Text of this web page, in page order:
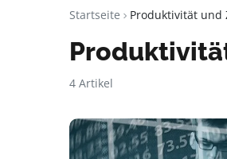
Startseite Produktivität und
4 Artikel